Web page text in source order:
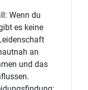
Wenn du
es keine
an
und das